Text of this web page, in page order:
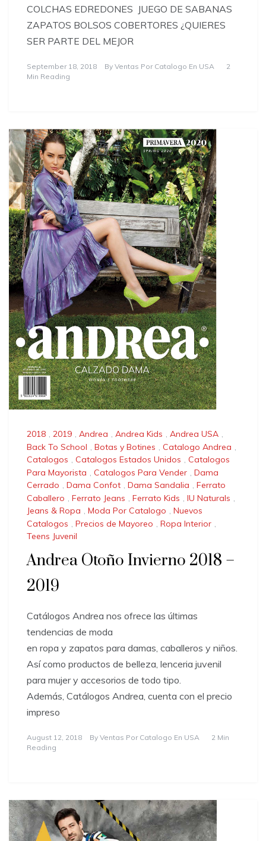
COLCHAS EDREDONES JUEGO DE SABANAS
ZAPATOS BOLSOS COBERTORES ¿QUIERES
SER PARTE DEL MEJOR
September 18, 2018 By Ventas Por Catalogo En USA
2
Min Reading
2018 , 2019 , Andrea , Andrea Kids , Andrea USA ,
Back To School , Botas y Botines , Catalogo Andrea ,
Catalogos , Catalogos Estados Unidos , Catalogos
Para Mayorista , Catalogos Para Vender , Dama
Cerrado , Dama Confot , Dama Sandalia , Ferrato
Caballero , Ferrato Jeans , Ferrato Kids , IU Naturals ,
Jeans & Ropa , Moda Por Catalogo , Nuevos
Catalogos , Precios de Mayoreo , Ropa Interior ,
Teens Juvenil
Andrea Otoño Invierno 2018 –
2019
Catálogos Andrea nos ofrece las últimas
tendencias de moda
en ropa y zapatos para damas, caballeros y niños.
Así como productos de belleza, lenceria juvenil
para mujer y accesorios de todo tipo.
Además, Catálogos Andrea, cuenta con el precio
impreso
August 12, 2018 By Ventas Por Catalogo En USA
2 Min
Reading